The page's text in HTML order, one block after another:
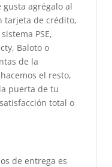
agrégalo al
tarjeta de crédito,
PSE,
Baloto o
de la
el resto,
puerta de tu
total o
de entrega es